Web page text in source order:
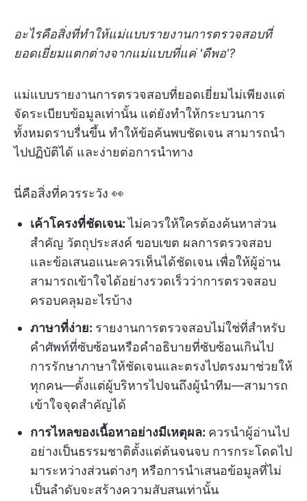
อะไรคือสิ่งที่ทำให้แม่แบบรายงานการตรวจสอบที่
ยอดเยี่ยมแตกต่างจากแม่แบบที่แค่ 'ดีพอ'?
แม่แบบรายงานการตรวจสอบที่ยอดเยี่ยมไม่เพียงแต่
จัดระเบียบข้อมูลเท่านั้น แต่ยังทำให้กระบวนการ
ทั้งหมดราบรื่นขึ้น ทำให้ข้อค้นพบชัดเจน สามารถนำ
ไปปฏิบัติได้ และง่ายต่อการนำทาง
นี่คือสิ่งที่ควรระวัง 👀
เค้าโครงที่ชัดเจน:ไม่ควรให้ใครต้องค้นหาส่วน
สำคัญ วัตถุประสงค์ ขอบเขต ผลการตรวจสอบ
และข้อเสนอแนะควรเห็นได้ชัดเจน เพื่อให้ผู้อ่าน
สามารถเข้าใจได้อย่างรวดเร็วว่าการตรวจสอบ
ครอบคลุมอะไรบ้าง
ภาษาที่ง่าย: รายงานการตรวจสอบไม่ใช่ที่สำหรับ
คำศัพท์ที่ซับซ้อนหรือคำอธิบายที่ซับซ้อนเกินไป
การรักษาภาษาให้ชัดเจนและตรงไปตรงมาช่วยให้
ทุกคน—ตั้งแต่ผู้บริหารไปจนถึงผู้นำทีม—สามารถ
เข้าใจจุดสำคัญได้
การไหลของเนื้อหาอย่างมีเหตุผล: ควรนำผู้อ่านไป
อย่างเป็นธรรมชาติตั้งแต่ต้นจนจบ การกระโดดไป
มาระหว่างส่วนต่างๆ หรือการนำเสนอข้อมูลที่ไม่
เป็นลำดับจะสร้างความสับสนเท่านั้น